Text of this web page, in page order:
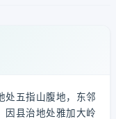
处五指山腹地，东邻
因县治地处雅加大岭